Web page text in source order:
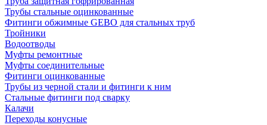
Трубы стальные оцинкованные
Фитинги обжимные GEBO для стальных труб
Тройники
Водоотводы
Муфты ремонтные
Муфты соединительные
Фитинги оцинкованные
Трубы из черной стали и фитинги к ним
Стальные фитинги под сварку
Калачи
Переходы конусные